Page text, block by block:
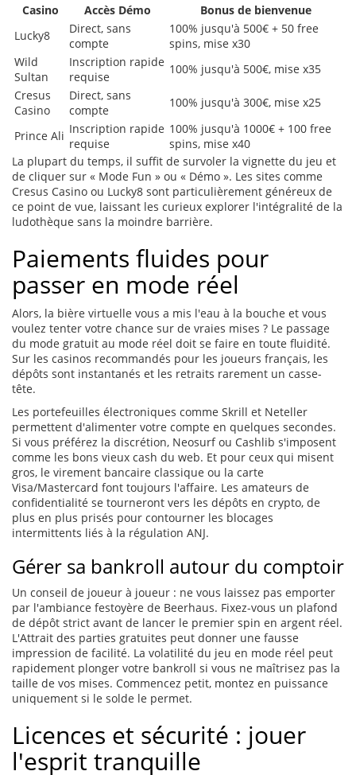
Casino
Accès Démo
Bonus de bienvenue
Lucky8
Direct, sans
compte
100% jusqu'à 500€ + 50 free
spins, mise x30
Wild
Sultan
Inscription rapide
requise
100% jusqu'à 500€, mise x35
Cresus
Casino
Direct, sans
compte
100% jusqu'à 300€, mise x25
Prince Ali Inscription rapide
requise
100% jusqu'à 1000€ + 100 free
spins, mise x40
La plupart du temps, il suffit de survoler la vignette du jeu et
de cliquer sur « Mode Fun » ou « Démo ». Les sites comme
Cresus Casino ou Lucky8 sont particulièrement généreux de
ce point de vue, laissant les curieux explorer l'intégralité de la
ludothèque sans la moindre barrière.
Paiements fluides pour
passer en mode réel
Alors, la bière virtuelle vous a mis l'eau à la bouche et vous
voulez tenter votre chance sur de vraies mises ? Le passage
du mode gratuit au mode réel doit se faire en toute fluidité.
Sur les casinos recommandés pour les joueurs français, les
dépôts sont instantanés et les retraits rarement un casse-
tête.
Les portefeuilles électroniques comme Skrill et Neteller
permettent d'alimenter votre compte en quelques secondes.
Si vous préférez la discrétion, Neosurf ou Cashlib s'imposent
comme les bons vieux cash du web. Et pour ceux qui misent
gros, le virement bancaire classique ou la carte
Visa/Mastercard font toujours l'affaire. Les amateurs de
confidentialité se tourneront vers les dépôts en crypto, de
plus en plus prisés pour contourner les blocages
intermittents liés à la régulation ANJ.
Gérer sa bankroll autour du comptoir
Un conseil de joueur à joueur : ne vous laissez pas emporter
par l'ambiance festoyère de Beerhaus. Fixez-vous un plafond
de dépôt strict avant de lancer le premier spin en argent réel.
L'Attrait des parties gratuites peut donner une fausse
impression de facilité. La volatilité du jeu en mode réel peut
rapidement plonger votre bankroll si vous ne maîtrisez pas la
taille de vos mises. Commencez petit, montez en puissance
uniquement si le solde le permet.
Licences et sécurité : jouer
l'esprit tranquille